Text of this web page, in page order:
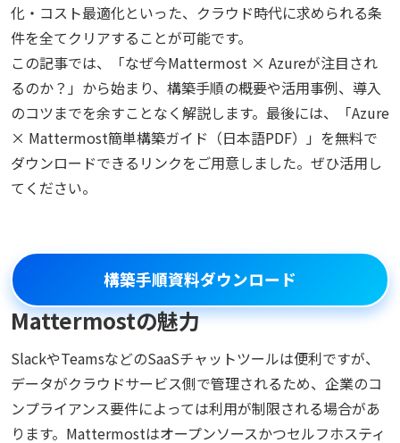
化・コスト最適化といった、クラウド時代に求められる条
件を全てクリアすることが可能です。
この記事では、「なぜ今Mattermost × Azureが注目され
るのか？」から始まり、構築手順の概要や活用事例、導入
のコツまでを余すことなく解説します。最後には、「Azure
× Mattermost簡単構築ガイド（日本語PDF）」を無料で
ダウンロードできるリンクをご用意しました。ぜひ活用し
てください。
構築手順資料ダウンロード
Mattermostの魅力
SlackやTeamsなどのSaaSチャットツールは便利ですが、
データがクラウドサービス側で管理されるため、企業のコ
ンプライアンス要件によっては利用が制限される場合があ
ります。Mattermostはオープンソースかつセルフホスティ